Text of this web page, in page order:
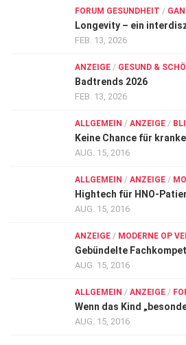
FORUM GESUNDHEIT /
Longevity – ein
FEB. 13, 2026
ANZEIGE / GESUND &
Badtrends 2026
FEB. 13, 2026
ALLGEMEIN / ANZEIGE /
Keine Chance für
AUG. 15, 2016
ALLGEMEIN / ANZEIGE /
Hightech für HNO-
AUG. 15, 2016
ANZEIGE / MODERNE OP
Gebündelte
AUG. 15, 2016
ALLGEMEIN / ANZEIGE /
Wenn das Kind
AUG. 15, 2016